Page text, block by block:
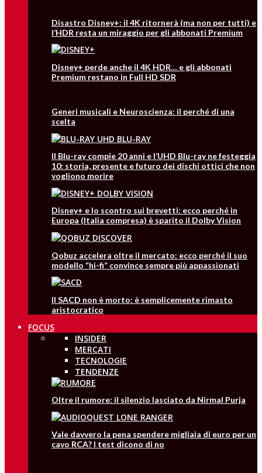
Disastro Disney+: il 4K ritornerà (ma non per tutti) e
l’HDR resta un miraggio per gli abbonati Premium
Disney+ perde anche il 4K HDR… e gli abbonati
Premium restano in Full HD SDR
Generi musicali e Neuroscienza: il perché di una
scelta
Il Blu-ray compie 20 anni e l’UHD Blu-ray ne festeggia
10: storia, presente e futuro dei dischi ottici che non
vogliono morire
Disney+ e lo scontro sui brevetti: ecco perché in
Europa (Italia compresa) è sparito il Dolby Vision
Qobuz accelera oltre il mercato: ecco perché il suo
modello “hi-fi” convince sempre più appassionati
Il SACD non è morto: è semplicemente rimasto
aristocratico
FOCUS
INSIDER
MERCATI
TECNOLOGIE
TENDENZE
Oltre il rumore: il silenzio lasciato da Nirmal Purja
Vale davvero la pena spendere migliaia di euro per un
cavo RCA? I test dicono di no